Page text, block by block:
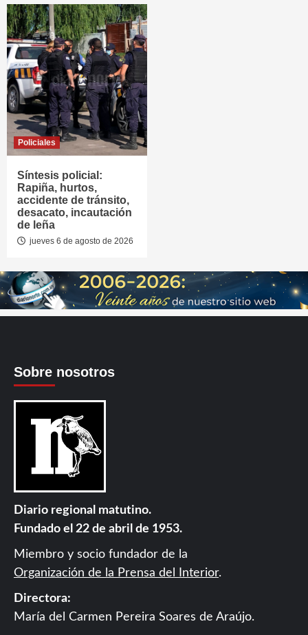
Policiales
Síntesis policial:
Rapiña, hurtos,
accidente de tránsito,
desacato, incautación
de leña
jueves 6 de agosto de 2026
Sobre nosotros
Diario regional matutino.
Fundado el 22 de abril de 1953.
Miembro y socio fundador de la
Organización de la Prensa del Interior.
Directora:
María del Carmen Pereira Soares de Araújo.